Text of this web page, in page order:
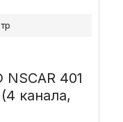
401
канала,